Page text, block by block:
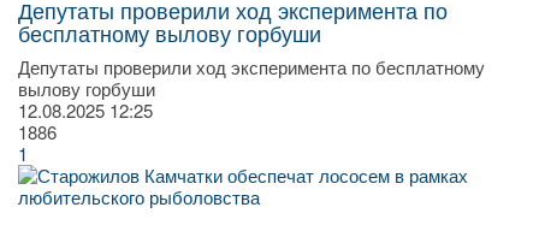
Депутаты проверили ход эксперимента по
бесплатному вылову горбуши
Депутаты проверили ход эксперимента по бесплатному
вылову горбуши
12.08.2025 12:25
1886
1